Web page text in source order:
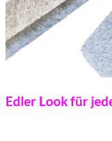
Edler Look für